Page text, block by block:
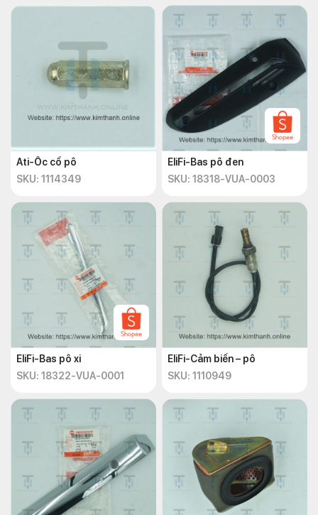
Ati-Ốc cổ pô
SKU: 1114349
EliFi-Bas pô đen
SKU: 18318-VUA-0003
EliFi-Bas pô xi
SKU: 18322-VUA-0001
EliFi-Cảm biến – pô
SKU: 1110949